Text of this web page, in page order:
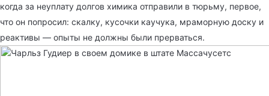
когда за неуплату долгов химика отправили в тюрьму, первое,
что он попросил: скалку, кусочки каучука, мраморную доску и
реактивы — опыты не должны были прерваться.